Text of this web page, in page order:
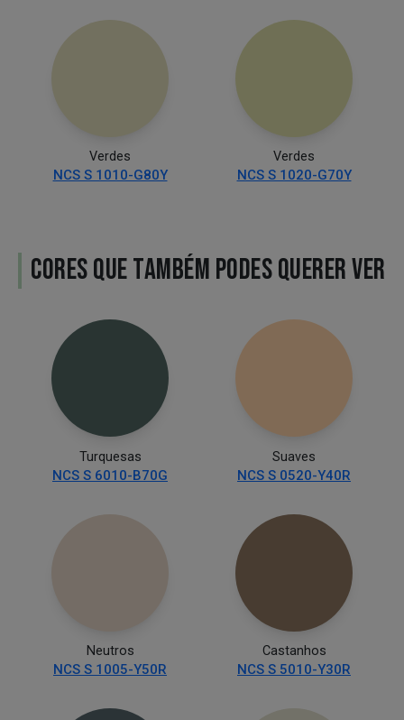
Verdes
NCS S 1010-G80Y
Verdes
NCS S 1020-G70Y
CORES QUE TAMBÉM PODES QUERER VER
Turquesas
NCS S 6010-B70G
Suaves
NCS S 0520-Y40R
Neutros
NCS S 1005-Y50R
Castanhos
NCS S 5010-Y30R